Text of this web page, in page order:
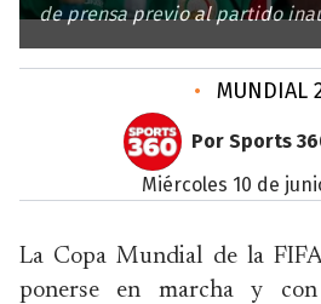
de prensa previo al partido
• MUNDIAL
Por Sports
miércoles 10 de
La Copa Mundial de la
ponerse en marcha y